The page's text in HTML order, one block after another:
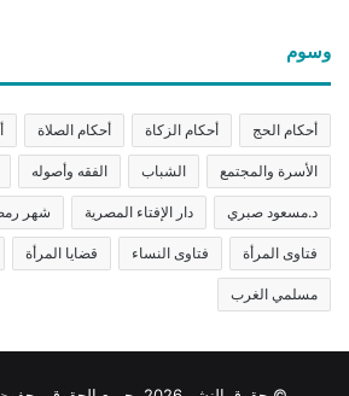
وسوم
أحكام الحج أحكام الزكاة أحكام الصلاة
الأسرة والمجتمع الشباب الفقه وأصوله
د.مسعود صبري دار الإفتاء المصرية شهر
فتاوى المرأة فتاوى النساء قضايا المرأة
مسلمي الغرب